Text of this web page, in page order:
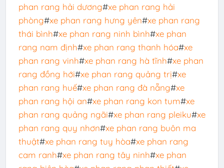
phan rang hải dương#xe phan rang hải
phòng#xe phan rang hưng yên#xe phan rang
thái bình#xe phan rang ninh bình#xe phan
rang nam định#xe phan rang thanh hóa#xe
phan rang vinh#xe phan rang hà tĩnh#xe phan
rang đồng hới#xe phan rang quảng trị#xe
phan rang huế#xe phan rang đà nẵng#xe
phan rang hội an#xe phan rang kon tum#xe
phan rang quảng ngãi#xe phan rang pleiku#xe
phan rang quy nhơn#xe phan rang buôn ma
thuật#xe phan rang tuy hòa#xe phan rang
cam ranh#xe phan rang tây ninh#xe phan